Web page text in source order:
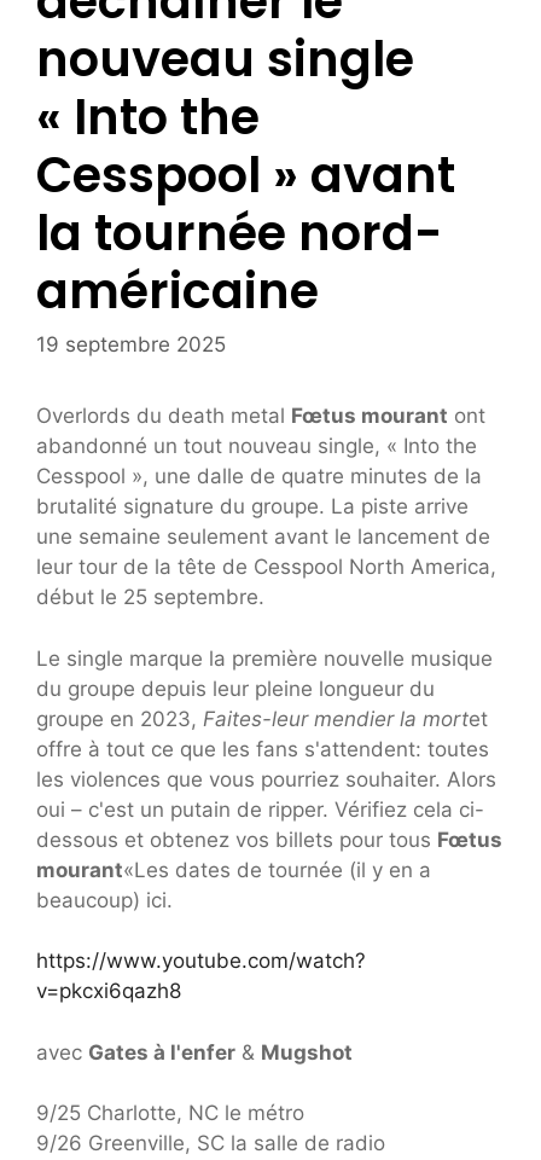
nouveau single
« Into the
Cesspool » avant
la tournée nord-
américaine
19 septembre 2025
Overlords du death metal Fœtus mourant ont
abandonné un tout nouveau single, « Into the
Cesspool », une dalle de quatre minutes de la
brutalité signature du groupe. La piste arrive
une semaine seulement avant le lancement de
leur tour de la tête de Cesspool North America,
début le 25 septembre.
Le single marque la première nouvelle musique
du groupe depuis leur pleine longueur du
groupe en 2023, Faites-leur mendier la mortet
offre à tout ce que les fans s'attendent: toutes
les violences que vous pourriez souhaiter. Alors
oui – c'est un putain de ripper. Vérifiez cela ci-
dessous et obtenez vos billets pour tous Fœtus
mourant«Les dates de tournée (il y en a
beaucoup) ici.
https://www.youtube.com/watch?
v=pkcxi6qazh8
avec Gates à l'enfer & Mugshot
9/25 Charlotte, NC le métro
9/26 Greenville, SC la salle de radio